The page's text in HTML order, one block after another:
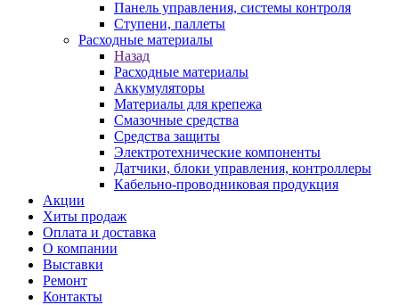
Панель управления, системы контроля
Ступени, паллеты
Расходные материалы
Назад
Расходные материалы
Аккумуляторы
Материалы для крепежа
Смазочные средства
Средства защиты
Электротехнические компоненты
Датчики, блоки управления, контроллеры
Кабельно-проводниковая продукция
Акции
Хиты продаж
Оплата и доставка
О компании
Выставки
Ремонт
Контакты